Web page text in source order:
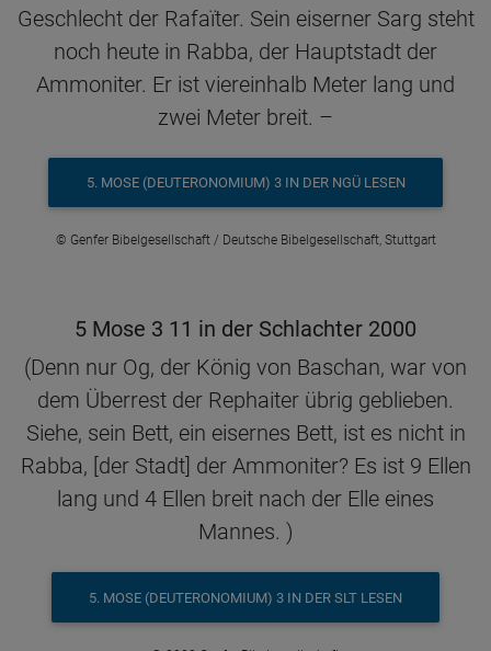
Geschlecht der Rafaïter. Sein eiserner Sarg steht
noch heute in Rabba, der Hauptstadt der
Ammoniter. Er ist viereinhalb Meter lang und
zwei Meter breit. –
5. MOSE (DEUTERONOMIUM) 3 IN DER NGÜ LESEN
© Genfer Bibelgesellschaft / Deutsche Bibelgesellschaft, Stuttgart
5 Mose 3 11 in der Schlachter 2000
(Denn nur Og, der König von Baschan, war von
dem Überrest der Rephaiter übrig geblieben.
Siehe, sein Bett, ein eisernes Bett, ist es nicht in
Rabba, [der Stadt] der Ammoniter? Es ist 9 Ellen
lang und 4 Ellen breit nach der Elle eines
Mannes. )
5. MOSE (DEUTERONOMIUM) 3 IN DER SLT LESEN